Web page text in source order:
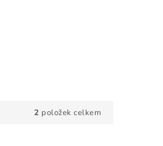
2 položek celkem